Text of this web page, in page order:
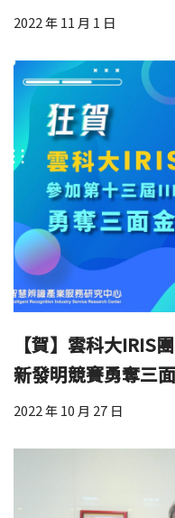
2022 年 11 月 1 日
【賀】雲科大IRIS
新發明競賽勇奪三
2022 年 10 月 27 日